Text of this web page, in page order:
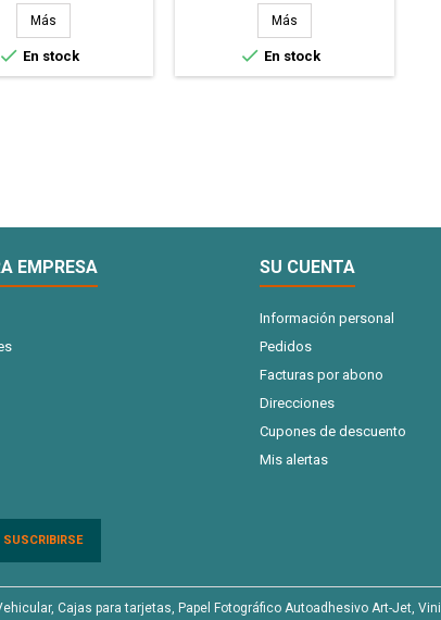
80 gr.
Más
 En stock
80 gr.
Más
 En stock
EMPRESA SU CUENTA
Información personal
Pedidos
Facturas por abono
Direcciones
Cupones de descuento
Mis alertas
Cajas para tarjetas, Papel Fotográfico Autoadhesivo Art-Jet,